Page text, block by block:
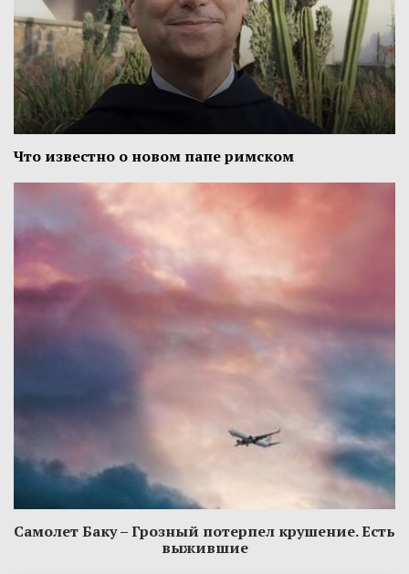
Что известно о новом папе римском
Самолет Баку – Грозный потерпел крушение. Есть
выжившие